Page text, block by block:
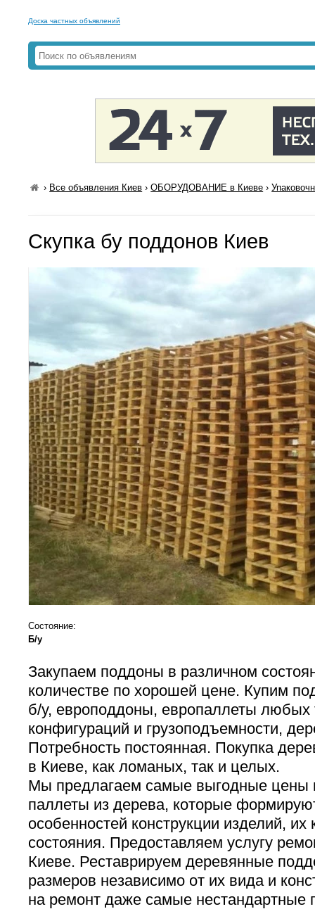
Доска частных объявлений
› Все объявления Киев ›ОБОРУДОВАНИЕ в Киеве ›
Скупка бу поддонов Киев
Состояние:
Б/у
Закупаем поддоны в различном
количестве по хорошей цене. Купим
б/у, европоддоны, европаллеты любых
конфигураций и грузоподъемности,
Потребность постоянная. Покупка
в Киеве, как ломаных, так и целых.
Мы предлагаем самые выгодные цены
паллеты из дерева, которые
особенностей конструкции изделий, их
состояния. Предоставляем услугу
Киеве. Реставрируем деревянные
размеров независимо от их вида и
на ремонт даже самые нестандартные